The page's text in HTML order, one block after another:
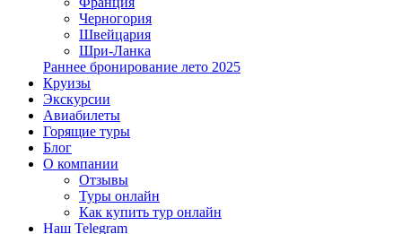
Черногория
Швейцария
Шри-Ланка
Раннее бронирование лето 2025
Круизы
Экскурсии
Авиабилеты
Горящие туры
Блог
О компании
Отзывы
Туры онлайн
Как купить тур онлайн
Наш Telegram